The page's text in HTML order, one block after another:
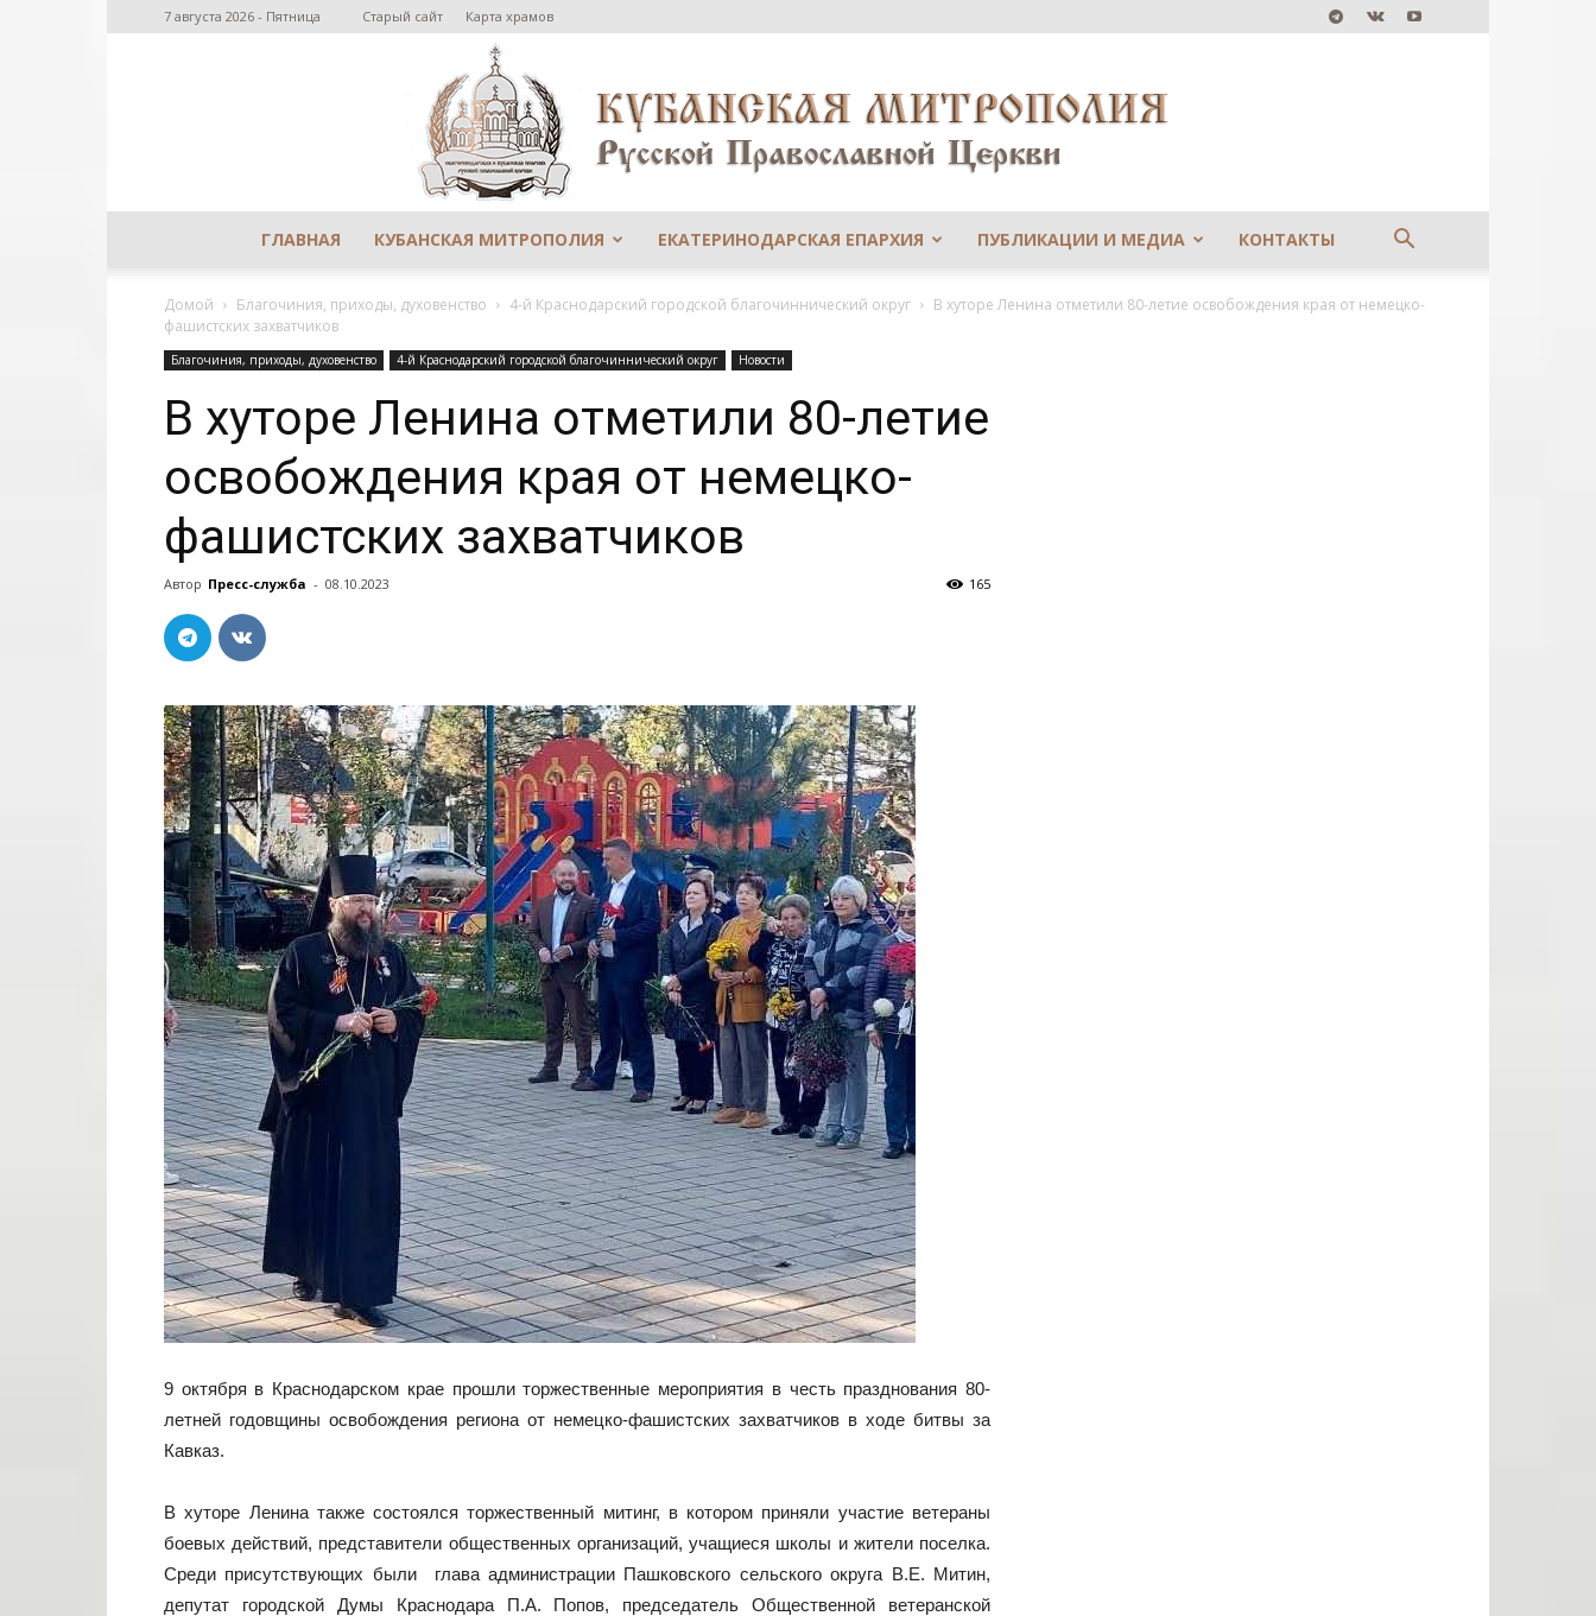
7 августа 2026 - Пятница Старый сайт Карта храмов
Кубанской
епархии
ГЛАВНАЯ КУБАНСКАЯ МИТРОПОЛИЯ ЕКАТЕРИНОДАРСКАЯ ЕПАРХИЯ ПУБЛИКАЦИИ И МЕДИА КОНТАКТЫ
Домой Благочиния, приходы, духовенство 4-й Краснодарский городской благочиннический округ
В хуторе Ленина отметили 80-летие освобождения края от немецко-
фашистских захватчиков
Благочиния, приходы, духовенство 4-й Краснодарский городской благочиннический округ Новости
В хуторе Ленина отметили 80-летие
освобождения края от немецко-
фашистских захватчиков
Автор Пресс-служба - 08.10.2023 165
9 октября в Краснодарском крае прошли торжественные мероприятия в честь празднования 80-
летней годовщины освобождения региона от немецко-фашистских захватчиков в ходе битвы за
Кавказ.
В хуторе Ленина также состоялся торжественный митинг, в котором приняли участие ветераны
боевых действий, представители общественных организаций, учащиеся школы и жители поселка.
Среди присутствующих были глава администрации Пашковского сельского округа В.Е. Митин,
депутат городской Думы Краснодара П.А. Попов, председатель Общественной ветеранской